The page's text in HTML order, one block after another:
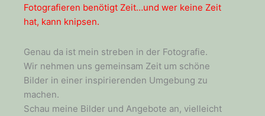
Fotografieren benötigt Zeit…und wer keine Zeit
hat, kann knipsen.
Genau da ist mein streben in der Fotografie.
Wir nehmen uns gemeinsam Zeit um schöne
Bilder in einer inspirierenden Umgebung zu
machen.
Schau meine Bilder und Angebote an, vielleicht